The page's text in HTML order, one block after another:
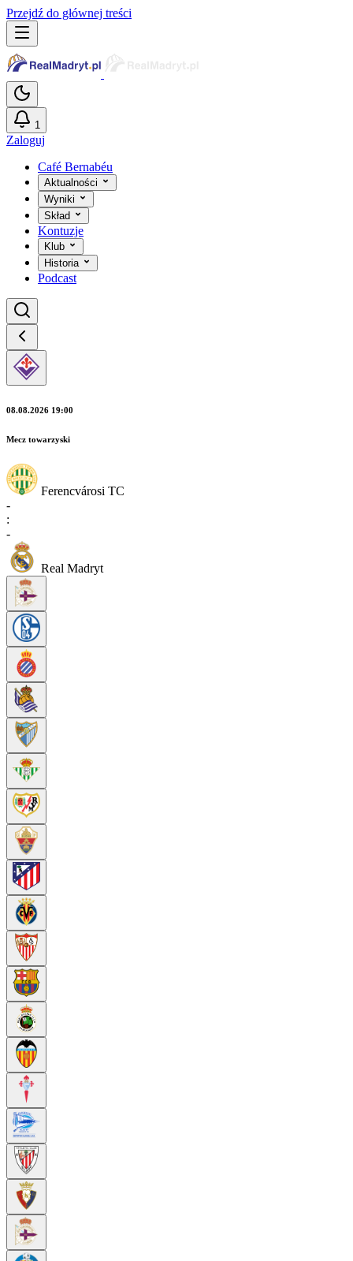
Przejdź do głównej treści
1
Zaloguj
Café Bernabéu
Aktualności
Wyniki
Skład
Kontuzje
Klub
Historia
Podcast
08.08.2026 19:00
Mecz towarzyski
Ferencvárosi TC
-
:
-
Real Madryt